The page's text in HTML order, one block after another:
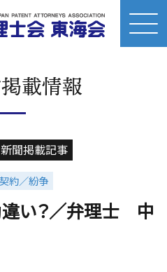
掲載情報
い？／弁理士 中
新聞掲載記事
契約／紛争